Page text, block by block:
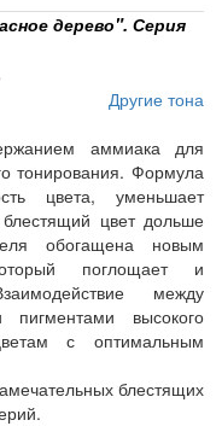
дерево". Серия
Другие тона
аммиака для
тонирования. Формула
цвета, уменьшает
цвет дольше
обогащена новым
поглощает и
между
высокого
с оптимальным
блестящих